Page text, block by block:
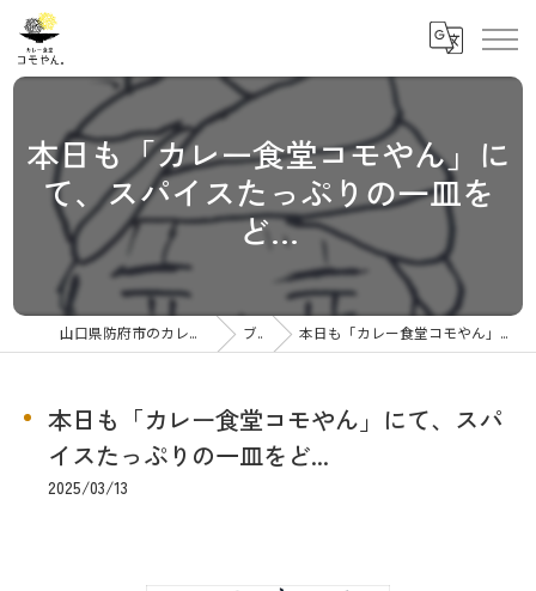
本日も「カレー食堂コモやん」に
て、スパイスたっぷりの一皿を
ど...
山口県防府市のカレーならカレー食堂コモやん ブログ 本日も「カレー食堂コモやん」にて、スパイスたっぷりの一皿をど...
本日も「カレー食堂コモやん」にて、スパ
イスたっぷりの一皿をど...
2025/03/13